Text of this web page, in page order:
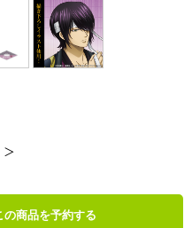
の商品を予約する